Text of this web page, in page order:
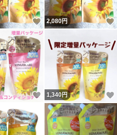
いいね！
2,080円
いいね！
1,340円